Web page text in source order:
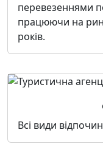
перевезеннями
працюючи на
років.
Всі види